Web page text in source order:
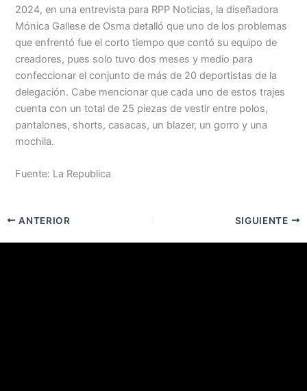
2024, en una entrevista para RPP Noticias, la diseñadora
Mónica Gallese de Osma detalló que uno de los problemas
que enfrentó fue el corto tiempo que contó su equipo de
creadores, pues solo tuvo dos meses y medio para
confeccionar el conjunto de más de 20 deportistas de la
delegación. Cabe mencionar que cada uno de estos trajes
cuenta con un total de 25 piezas de vestir entre polos,
pantalones, shorts, casacas, un blazer, un gorro y una
mochila.
Fuente: La Republica
ANTERIOR SIGUIENTE